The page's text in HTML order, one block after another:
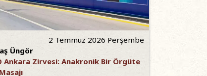
2 Temmuz 2026 Perşembe
Üngör
Ankara Zirvesi: Anakronik Bir Örgüte